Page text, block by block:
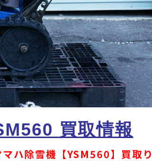
買取情報
マハ除雪機【YSM560】買取り